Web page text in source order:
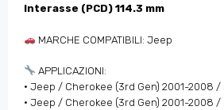
Interasse (PCD) 114.3 mm
MARCHE COMPATIBILI: Jeep
APPLICAZIONI:
• Jeep / Cherokee (3rd Gen) 2001-2008
• Jeep / Cherokee (3rd Gen) 2001-2008